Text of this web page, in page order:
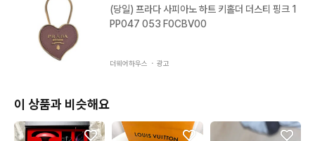
(당일) 프라다 사피아노 하트 키홀더 더스티 핑크 1
PP047 053 F0CBV00
더웨어하우스 ・ 광고
이 상품과 비슷해요